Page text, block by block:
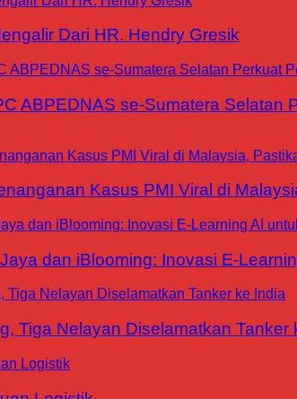
Dari HR. Hendry Gresik
ABPEDNAS se-Sumatera
Kasus PMI Viral di
dan iBlooming: Inovasi E-
Tiga Nelayan Diselamatkan Tanker